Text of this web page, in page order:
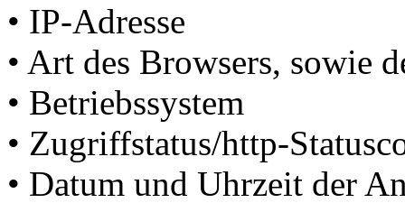
• IP-Adresse
• Art des Browsers, sowie
• Betriebssystem
• Zugriffstatus/http-
• Datum und Uhrzeit der